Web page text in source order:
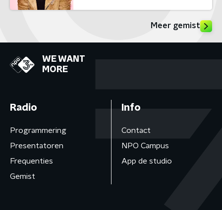
Meer gemist
WE WANT
MORE
Radio
Programmering
Presentatoren
Frequenties
Gemist
Info
Contact
NPO Campus
App de studio